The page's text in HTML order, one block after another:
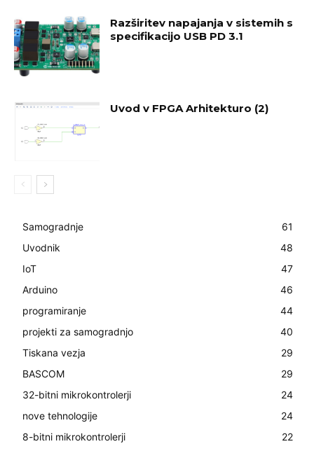
Razširitev napajanja v sistemih s
specifikacijo USB PD 3.1
Uvod v FPGA Arhitekturo (2)
Samogradnje
61
Uvodnik
48
IoT
47
Arduino
46
programiranje
44
projekti za samogradnjo
40
Tiskana vezja
29
BASCOM
29
32-bitni mikrokontrolerji
24
nove tehnologije
24
8-bitni mikrokontrolerji
22